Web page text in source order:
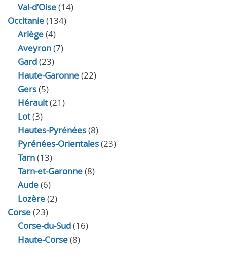
Val-d’Oise(14)
Occitanie(134)
Ariège(4)
Aveyron(7)
Gard(23)
Haute-Garonne(22)
Gers(5)
Hérault(21)
Lot(3)
Hautes-Pyrénées(8)
Pyrénées-Orientales(23)
Tarn(13)
Tarn-et-Garonne(8)
Aude(6)
Lozère(2)
Corse(23)
Corse-du-Sud(16)
Haute-Corse(8)